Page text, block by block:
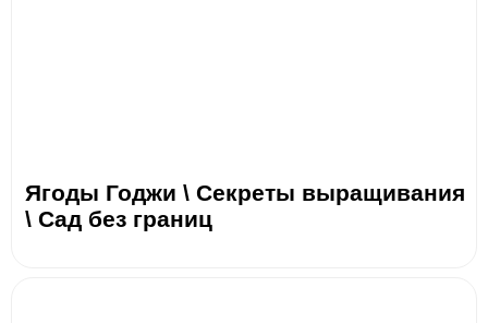
Ягоды Годжи \ Секреты выращивания
\ Сад без границ